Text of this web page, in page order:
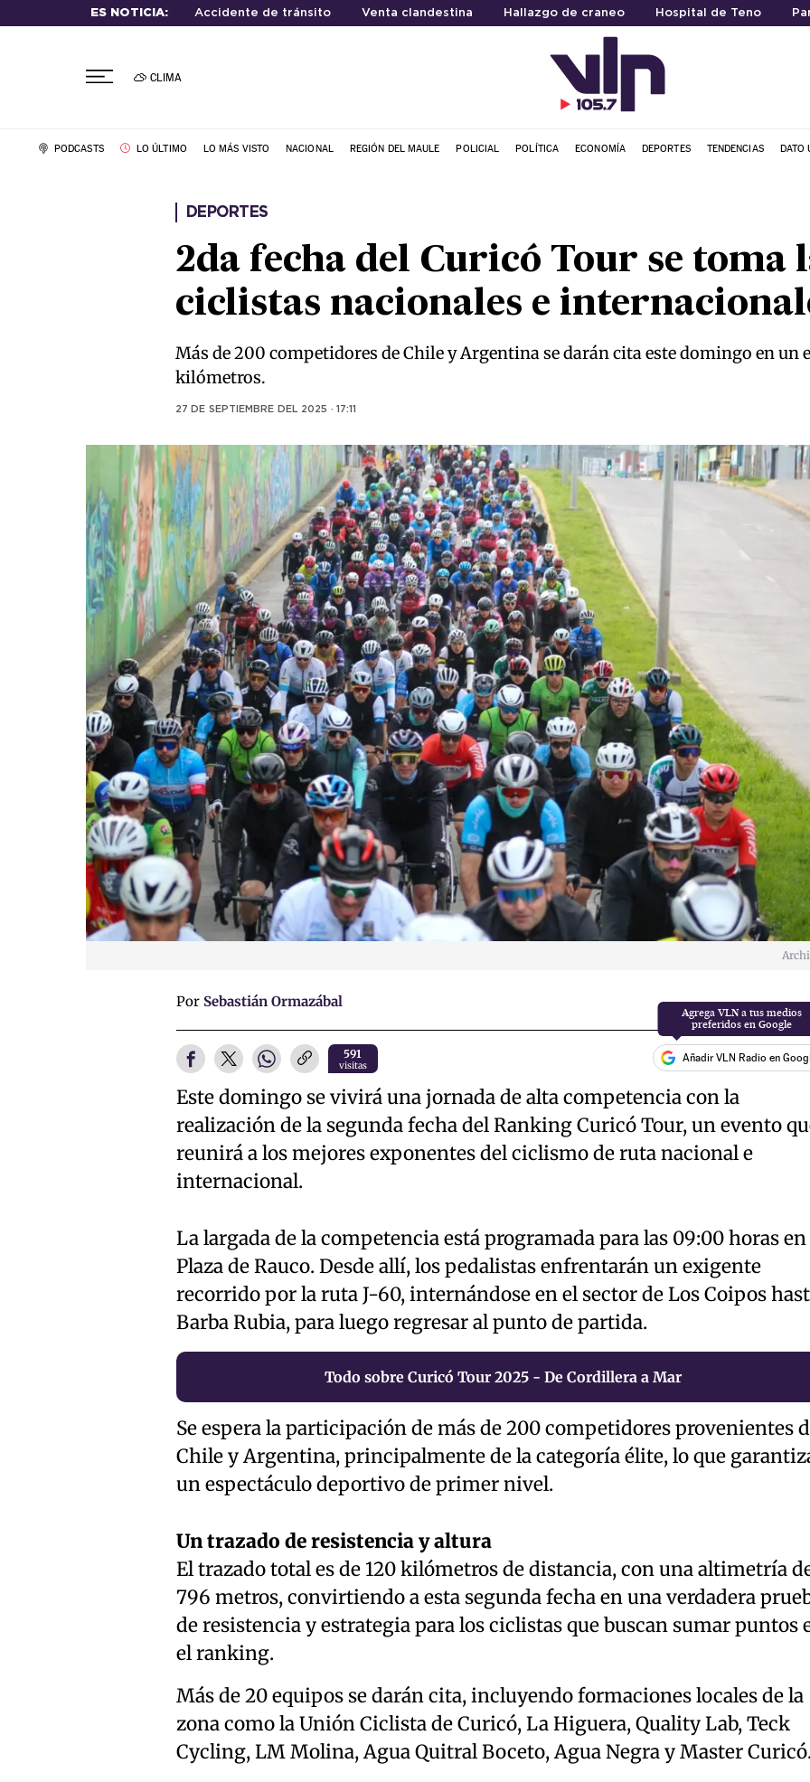
ES NOTICIA: Accidente de tránsito Venta clandestina Hallazgo de craneo Hospital de Teno
CLIMA
PODCASTS LO ÚLTIMO LO MÁS VISTO NACIONAL REGIÓN DEL MAULE POLICIAL POLÍTICA ECONOMÍA DEPORTES TENDENCIAS DATO
DEPORTES
2da fecha del Curicó Tour se toma
ciclistas nacionales e
Más de 200 competidores de Chile y Argentina se darán cita este domingo en un
kilómetros.
27 DE SEPTIEMBRE DEL 2025 · 17:11
Por Sebastián Ormazábal
591
visitas
Añadir VLN Radio en
Este domingo se vivirá una jornada de alta competencia con la
realización de la segunda fecha del Ranking Curicó Tour, un evento
reunirá a los mejores exponentes del ciclismo de ruta nacional e
internacional.
La largada de la competencia está programada para las 09:00 horas en
Plaza de Rauco. Desde allí, los pedalistas enfrentarán un exigente
recorrido por la ruta J-60, internándose en el sector de Los Coipos
Barba Rubia, para luego regresar al punto de partida.
Todo sobre Curicó Tour 2025 - De Cordillera a Mar
Se espera la participación de más de 200 competidores provenientes
Chile y Argentina, principalmente de la categoría élite, lo que
un espectáculo deportivo de primer nivel.
Un trazado de resistencia y altura
El trazado total es de 120 kilómetros de distancia, con una altimetría
796 metros, convirtiendo a esta segunda fecha en una verdadera
de resistencia y estrategia para los ciclistas que buscan sumar puntos
el ranking.
Más de 20 equipos se darán cita, incluyendo formaciones locales de la
zona como la Unión Ciclista de Curicó, La Higuera, Quality Lab, Teck
Cycling, LM Molina, Agua Quitral Boceto, Agua Negra y Master